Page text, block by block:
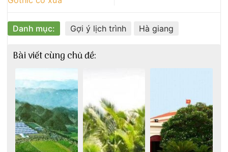
Danh mục: Gợi ý lịch trình Hà giang
Bài viết cùng chủ đề: